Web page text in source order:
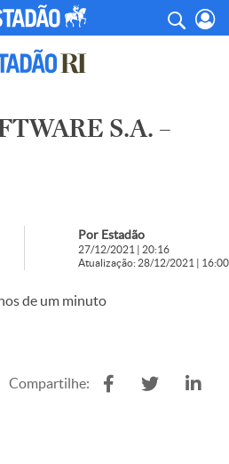
S.A. –
Por Estadão
27/12/2021 | 20:16
Atualização: 28/12/2021 | 16:00
de um minuto
Compartilhe: